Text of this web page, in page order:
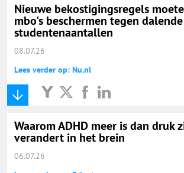
Nieuwe bekostigingsregels
mbo's beschermen tegen dalende
studentenaantallen
08.07.26
Lees verder op: Nu.nl
Waarom ADHD meer is dan druk
verandert in het brein
06.07.26